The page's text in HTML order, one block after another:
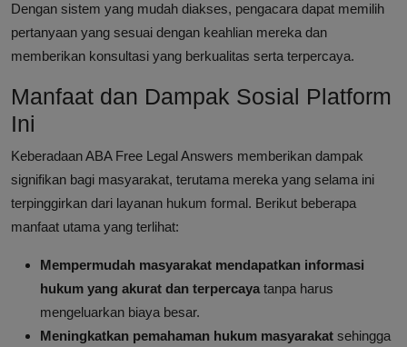
Dengan sistem yang mudah diakses, pengacara dapat memilih
pertanyaan yang sesuai dengan keahlian mereka dan
memberikan konsultasi yang berkualitas serta terpercaya.
Manfaat dan Dampak Sosial Platform
Ini
Keberadaan ABA Free Legal Answers memberikan dampak
signifikan bagi masyarakat, terutama mereka yang selama ini
terpinggirkan dari layanan hukum formal. Berikut beberapa
manfaat utama yang terlihat:
Mempermudah masyarakat mendapatkan informasi
hukum yang akurat dan terpercaya tanpa harus
mengeluarkan biaya besar.
Meningkatkan pemahaman hukum masyarakat sehingga